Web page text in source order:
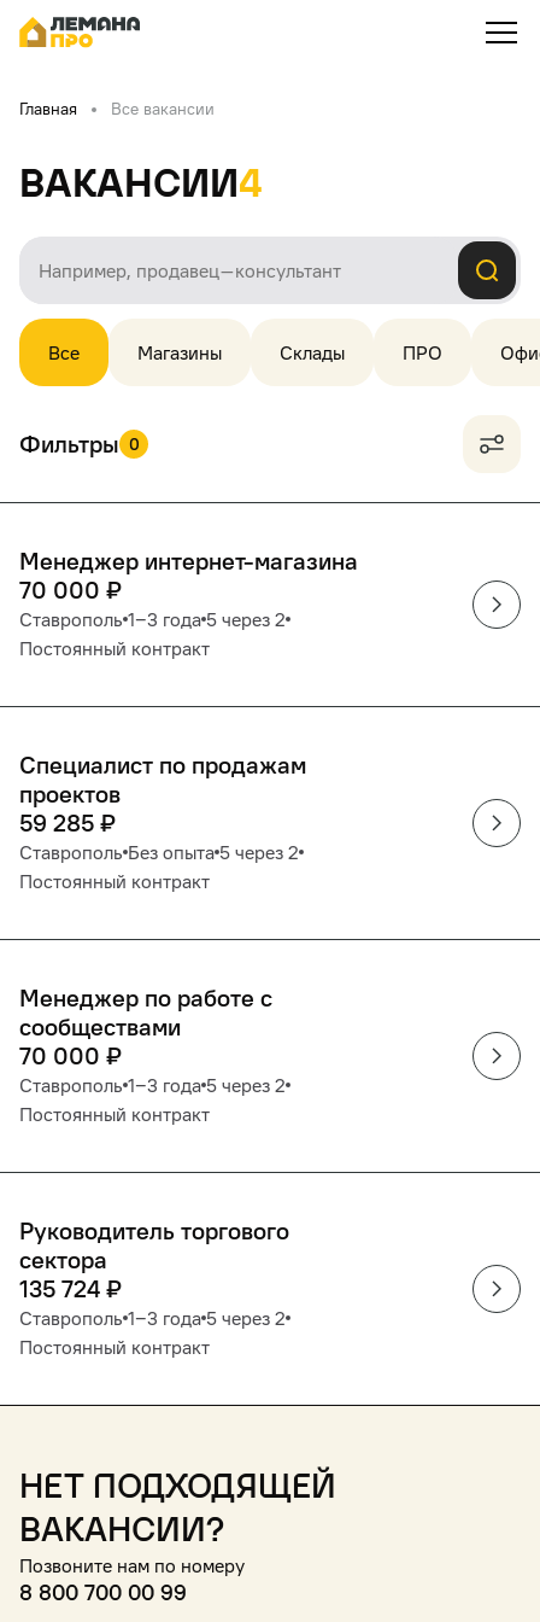
Главная Все вакансии
Вакансии4
Все Магазины Склады ПРО
Фильтры 0
Менеджер интернет-магазина
70 000 ₽
Ставрополь 1‒3 года 5 через 2
Постоянный контракт
Специалист по продажам
проектов
59 285 ₽
Ставрополь Без опыта 5 через 2
Постоянный контракт
Менеджер по работе с
сообществами
70 000 ₽
Ставрополь 1‒3 года 5 через 2
Постоянный контракт
Руководитель торгового
сектора
135 724 ₽
Ставрополь 1‒3 года 5 через 2
Постоянный контракт
Нет подходящей
вакансии?
Позвоните нам по номеру
8 800 700 00 99